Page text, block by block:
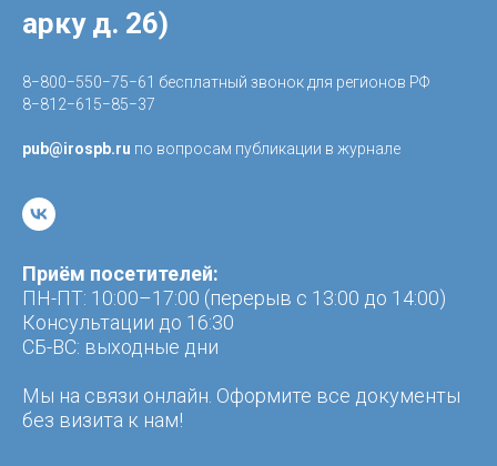
арку д. 26)
8−800−550−75−61 бесплатный звонок для регионов РФ
8−812−615−85−37
pub@irospb.ru по вопросам публикации в журнале
Приём посетителей:
ПН-ПТ: 10:00–17:00 (перерыв с 13:00 до 14:00)
Консультации до 16:30
CБ-ВС: выходные дни
Мы на связи онлайн. Оформите все документы
без визита к нам!